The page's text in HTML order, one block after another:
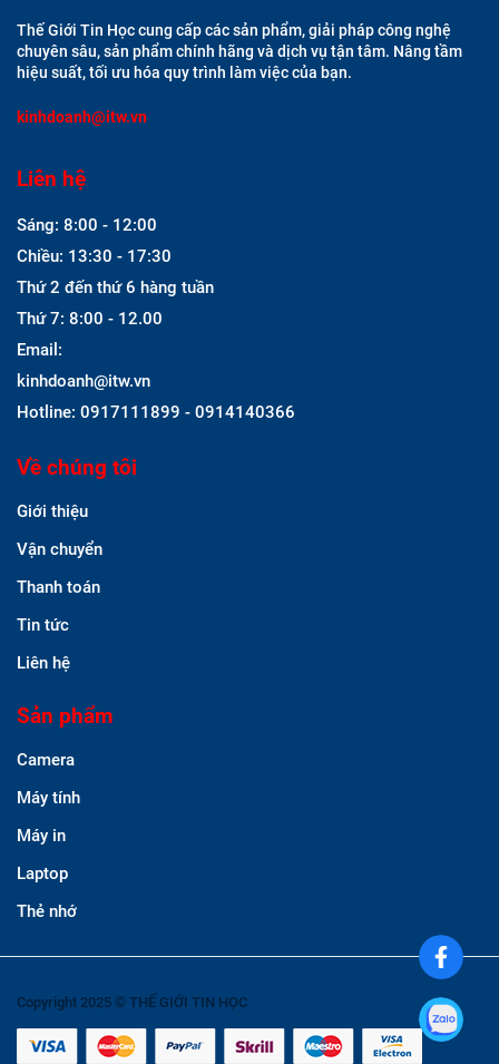
Thế Giới Tin Học cung cấp các sản phẩm, giải pháp công nghệ
chuyên sâu, sản phẩm chính hãng và dịch vụ tận tâm. Nâng tầm
hiệu suất, tối ưu hóa quy trình làm việc của bạn.
kinhdoanh@itw.vn
Liên hệ
Sáng: 8:00 - 12:00
Chiều: 13:30 - 17:30
Thứ 2 đến thứ 6 hàng tuần
Thứ 7: 8:00 - 12.00
Email:
kinhdoanh@itw.vn
Hotline: 0917111899 - 0914140366
Về chúng tôi
Giới thiệu
Vận chuyển
Thanh toán
Tin tức
Liên hệ
Sản phẩm
Camera
Máy tính
Máy in
Laptop
Thẻ nhớ
Copyright 2025 © THẾ GIỚI TIN HỌC